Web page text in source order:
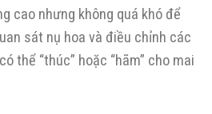
cao nhưng không quá khó để
sát nụ hoa và điều chỉnh các
thể “thúc” hoặc “hãm” cho mai